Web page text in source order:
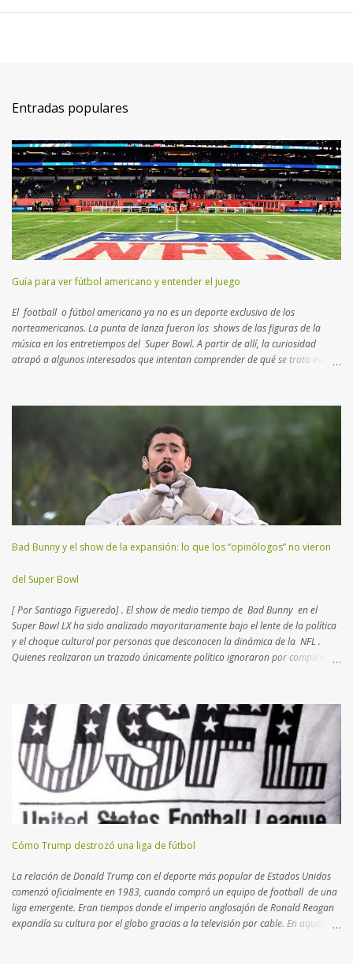
Entradas populares
Guía para ver fútbol americano y entender el juego
El football o fútbol americano ya no es un deporte exclusivo de los
norteamericanos. La punta de lanza fueron los shows de las figuras de la
música en los entretiempos del Super Bowl. A partir de allí, la curiosidad
atrapó a algunos interesados que intentan comprender de qué se trata esta
al football como un deporte de contacto . Si bien es cierto, hay
características más atractivas para detallar. Esta disciplina es un “ ajedrez
humano ”, como el que practicaban los reyes en la edad media con actores
reales en un campo abierto. En lugar de 16 piezas, hay dos equipos de 11
jugadores que se disputan el terreno, donde cada uno deberá transitar
yardas para anotar puntos, trasladando o pateando un balón ovalado. El
Super Bowl (o Super Tazón) es la final del campeonato mundial...
Bad Bunny y el show de la expansión: lo que los “opinólogos” no vieron
del Super Bowl
[ Por Santiago Figueredo] . El show de medio tiempo de Bad Bunny en el
Super Bowl LX ha sido analizado mayoritariamente bajo el lente de la política
y el choque cultural por personas que desconocen la dinámica de la NFL .
Quienes realizaron un trazado únicamente político ignoraron por completo el
para quienes conocemos el deporte fue un movimiento de mercado calculado
hacia los nuevos negocios . Los periodistas que seguimos la NFL desde
hace 20 años, sabemos que la Liga busca intérpretes que atraigan a un
público foráneo. Esta política de "exportación" comenzó en el nuevo milenio
con partidos en México e Inglaterra , destinos con masas críticas de fanáticos.
Recientemente, se entendió que Brasil podría continuar el lazo
latinoamericano con una plaza vital para desem...
Cómo Trump destrozó una liga de fútbol
La relación de Donald Trump con el deporte más popular de Estados Unidos
comenzó oficialmente en 1983, cuando compró un equipo de football de una
liga emergente. Eran tiempos donde el imperio anglosajón de Ronald Reagan
expandía su cultura por el globo gracias a la televisión por cable. En aquella